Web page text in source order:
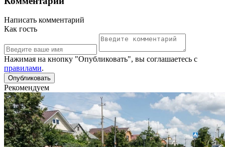
Написать комментарий
Как гость
Нажимая на кнопку "Опубликовать", вы соглашаетесь с
правилами.
Рекомендуем